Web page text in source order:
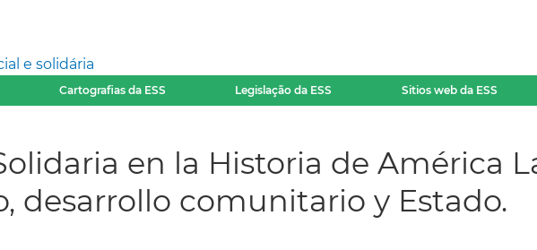
e solidária
Cartografias da ESS Legislação da ESS Sitios web da ESS
en la Historia de América
desarrollo comunitario y Estado.